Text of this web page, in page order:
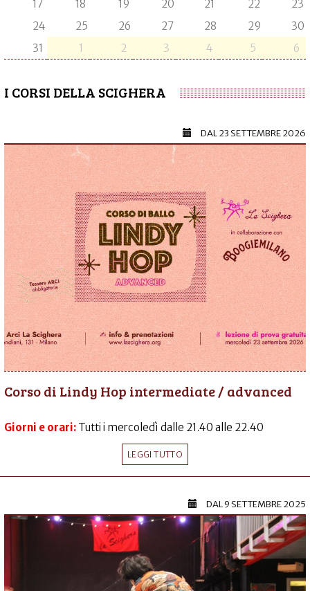
17
18 19 20 21 22
23
24
25 26 27 28 29
30
31
1 2 3 4 5 6
I CORSI DELLA SCIGHERA
DAL23 SETTEMBRE 2026
Corso di Lindy Hop intermediate / advanced
Giorni e orari: Tutti i mercoledì dalle 21.40 alle 22.40
LEGGI TUTTO
DAL9 SETTEMBRE 2025